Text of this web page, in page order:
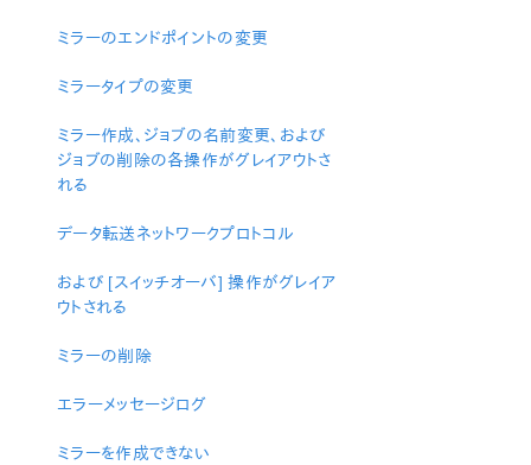
ン
構成
LifeKeeper for Windows の管理の概要
DataKeeper
構成
DataKeeper の管理
よくある質問
トラブルシューティング
ミラーのエンドポイントの変更
ミラータイプの変更
ミラー作成、ジョブの名前変更、および
ジョブの削除の各操作がグレイアウトさ
れる
データ転送ネットワークプロトコル
および [スイッチオーバ] 操作がグレイア
ウトされる
ミラーの削除
エラーメッセージログ
ミラーを作成できない